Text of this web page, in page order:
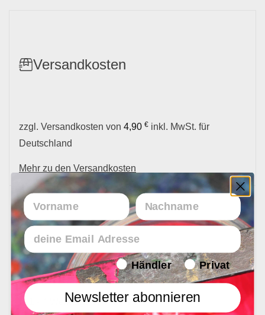
Versandkosten
zzgl. Versandkosten von 4,90 € inkl. MwSt. für
Deutschland
Mehr zu den Versandkosten
Lieferzeit
In 1 - 4 Werktagen bei Ihnen
Vorname Nachname
Email
Endverbraucher/Haendler
Händler Privat
Newsletter abonnieren